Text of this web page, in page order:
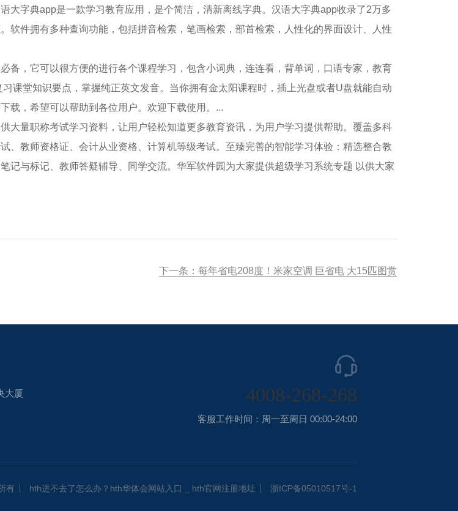
字典app是一款学习教育应用，是个简洁，清新离线字典。汉语大字典app收录了2万多
软件拥有多种查询功能，包括拼音检索，笔画检索，部首检索，人性化的界面设计、人性
，它可以很方便的进行各个课程学习，包含小词典，连连看，背单词，口语专家，教育
课堂知识要点，掌握纯正英文发音。当你拥有金太阳课程时，插上光盘或者U盘就能自动
载，希望可以帮助到各位用户。欢迎下载使用。...
量职称考试学习资料，让用户轻松知道更多教育资讯，为用户学习提供帮助。覆盖多科
、教师资格证、会计从业资格、计算机等级考试。至臻完善的智能学习体验：精选整合教
记与标记、教师答疑辅导、同学交流。华军软件园为大家提供超级学习系统专题 以供大家
下一条：每年省电208度！米家空调 巨省电 大15匹图赏
大厦
4008-268-268
客服工作时间：周一至周日 00:00-24:00
有 hth进不去了怎么办？hth华体会网站入口 _ hth官网注册地址 浙ICP备05010517号-1